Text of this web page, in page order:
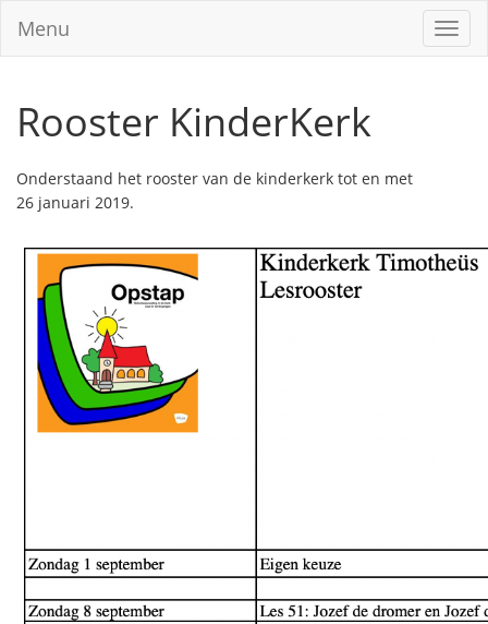
Menu
Rooster KinderKerk
Onderstaand het rooster van de kinderkerk tot en met
26 januari 2019.